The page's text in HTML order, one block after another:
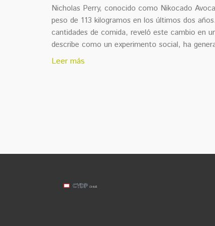
Nicholas Perry, conocido como Nikocado
peso de 113 kilogramos en los últimos dos
cantidades de comida, reveló este cambio en
describe como un experimento social, ha
Leer más